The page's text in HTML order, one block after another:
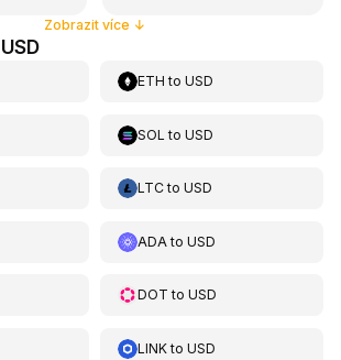
Zobrazit více ↓
ETH toUSD
SOL toUSD
LTCtoUSD
ADA toUSD
DOT toUSD
LINKtoUSD